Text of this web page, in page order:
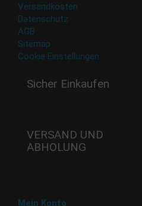
Versandkosten
Datenschutz
AGB
Sitemap
Cookie Einstellungen
Sicher Einkaufen
VERSAND UND
ABHOLUNG
Versand mit DHL
Mein Konto